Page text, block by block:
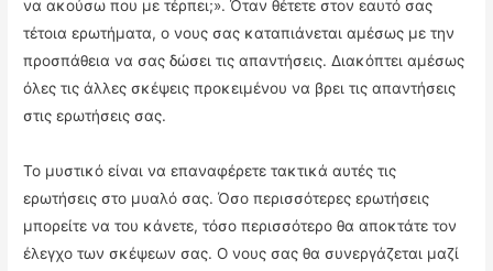
να ακούσω που με τέρπει;». Όταν θέτετε στον εαυτό σας
τέτοια ερωτήματα, ο νους σας καταπιάνεται αμέσως με την
προσπάθεια να σας δώσει τις απαντήσεις. Διακόπτει αμέσως
όλες τις άλλες σκέψεις προκειμένου να βρει τις απαντήσεις
στις ερωτήσεις σας.
Το μυστικό είναι να επαναφέρετε τακτικά αυτές τις
ερωτήσεις στο μυαλό σας. Όσο περισσότερες ερωτήσεις
μπορείτε να του κάνετε, τόσο περισσότερο θα αποκτάτε τον
έλεγχο των σκέψεων σας. Ο νους σας θα συνεργάζεται μαζί